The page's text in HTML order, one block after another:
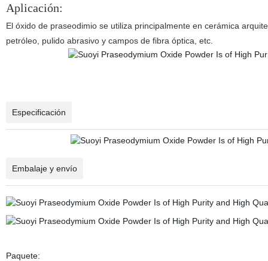
Aplicación:
El óxido de praseodimio se utiliza principalmente en cerámica
petróleo, pulido abrasivo y campos de fibra óptica, etc.
Especificación
Embalaje y envío
Paquete: